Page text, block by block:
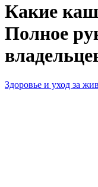
Какие
Полное
Здоровье и уход за